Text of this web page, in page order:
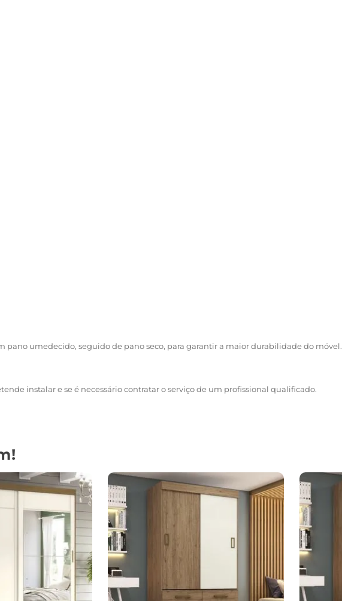
umedecido, seguido de pano seco, para garantir a maior durabilidade do móvel.
instalar e se é necessário contratar o serviço de um profissional qualificado.